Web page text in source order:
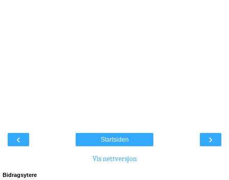
‹ ›
Startsiden
Vis nettversjon
Bidragsytere